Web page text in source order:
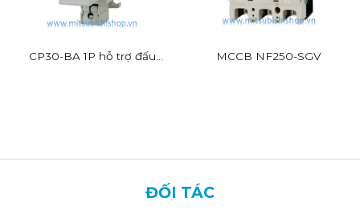
CP30-BA 1P hỗ trợ đấu
MCCB NF250-SGV
ĐỐI TÁC